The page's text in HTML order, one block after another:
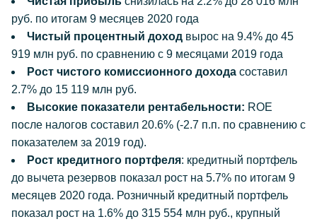
руб. по итогам 9 месяцев 2020 года
Чистый процентный доход вырос на 9.4% до 45
919 млн руб. по сравнению с 9 месяцами 2019 года
Рост чистого комиссионного дохода составил
2.7% до 15 119 млн руб.
Высокие показатели рентабельности: ROE
после налогов составил 20.6% (-2.7 п.п. по сравнению с
показателем за 2019 год).
Рост кредитного портфеля: кредитный портфель
до вычета резервов показал рост на 5.7% по итогам 9
месяцев 2020 года. Розничный кредитный портфель
показал рост на 1.6% до 315 554 млн руб., крупный